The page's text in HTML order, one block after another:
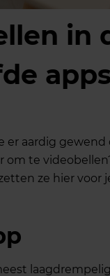
in
er aardig
om te
ze hier voor